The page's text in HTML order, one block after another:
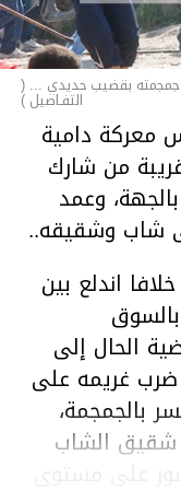
بقضيب حديدي ... (
التفـاصيل )
معركة دامية
من شارك
وعمد
شاب وشقيقه..
اندلع بين
الحال إلى
غريمه على
بالجمجمة،
شقيق الشاب
على مستوى